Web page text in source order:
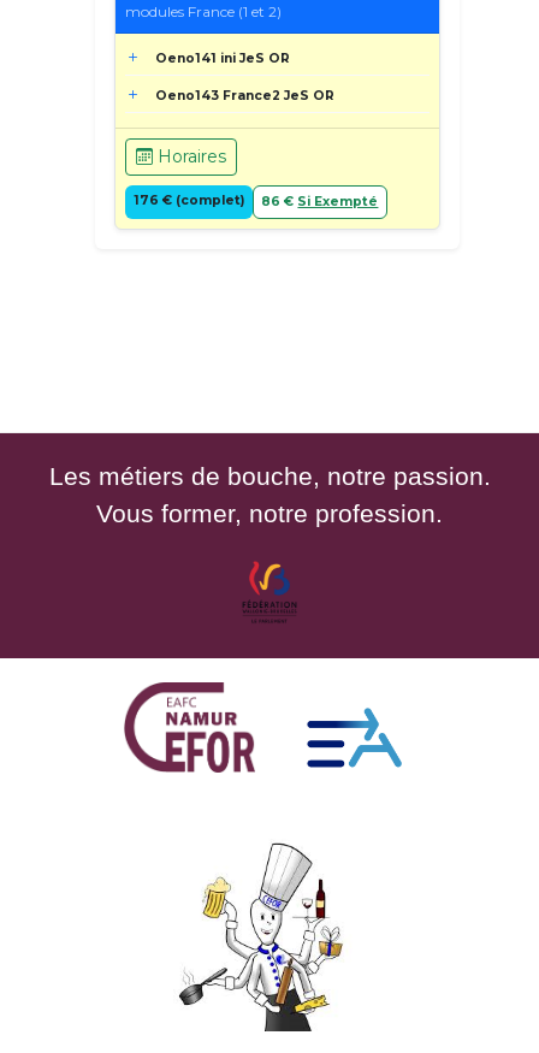
modules France (1 et 2)
Oeno141 ini JeS OR
Oeno143 France2 JeS OR
Horaires
176 € (complet) 86 € Si Exempté
Les métiers de bouche, notre passion.
Vous former, notre profession.